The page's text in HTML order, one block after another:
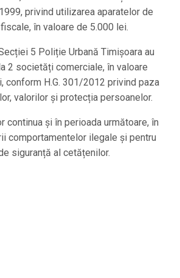
privind utilizarea aparatelor de
în valoare de 5.000 lei.
5 Poliție Urbană Timișoara au
2 societăți comerciale, în valoare
conform H.G. 301/2012 privind paza
valorilor și protecția persoanelor.
continua și în perioada următoare, în
comportamentelor ilegale și pentru
siguranță al cetățenilor.